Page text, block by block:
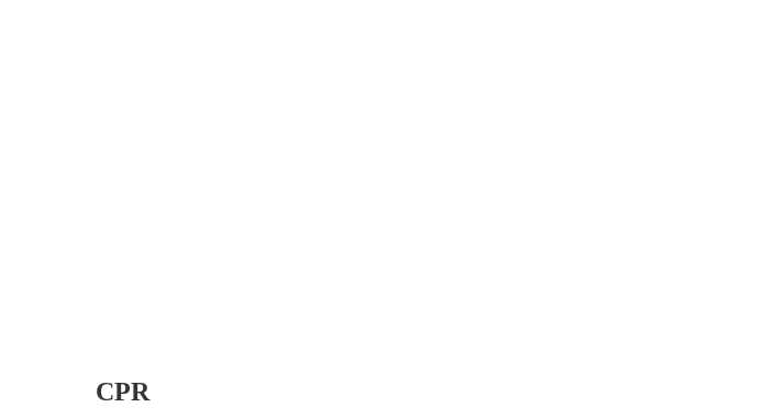
CPR